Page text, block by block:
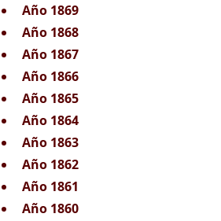
Año 1869
Año 1868
Año 1867
Año 1866
Año 1865
Año 1864
Año 1863
Año 1862
Año 1861
Año 1860